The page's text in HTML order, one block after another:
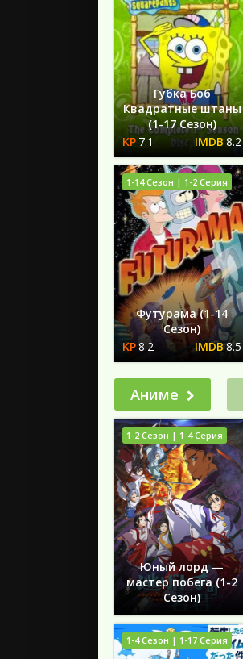
Губка Боб
Квадратные штаны
(1-17 Сезон)
7.1
8.2
Футурама (1-14
Сезон)
8.2
8.5
1-14 Сезон | 1-2 Серия
Аниме
Юный лорд —
мастер побега (1-2
Сезон)
1-2 Сезон | 1-4 Серия
1-4 Сезон | 1-17 Серия